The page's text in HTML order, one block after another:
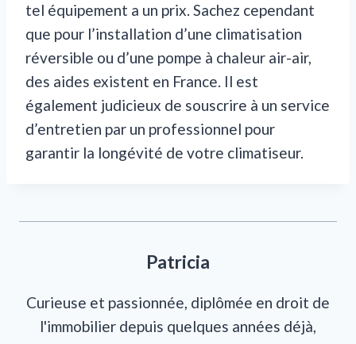
tel équipement a un prix. Sachez cependant
que pour l’installation d’une climatisation
réversible ou d’une pompe à chaleur air-air,
des aides existent en France. Il est
également judicieux de souscrire à un service
d’entretien par un professionnel pour
garantir la longévité de votre climatiseur.
Patricia
Curieuse et passionnée, diplômée en droit de
l'immobilier depuis quelques années déjà,